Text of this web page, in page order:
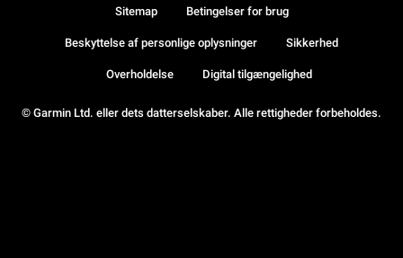
© Garmin Ltd. eller dets datterselskaber. Alle rettigheder forbeholdes.
Sitemap Betingelser for brug
Beskyttelse af personlige oplysninger Sikkerhed
Overholdelse Digital tilgængelighed